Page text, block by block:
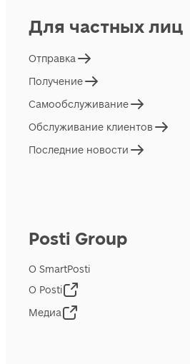
Для частных лиц
Отправка
Получение
Самообслуживание
Обслуживание клиентов
Последние новости
Posti Group
О SmartPosti
О Posti
Медиа